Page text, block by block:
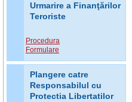
Urmarire a Finanţărilor
Teroriste
Procedura
Formulare
Plangere catre
Responsabilul cu
Protectia Libertatilor